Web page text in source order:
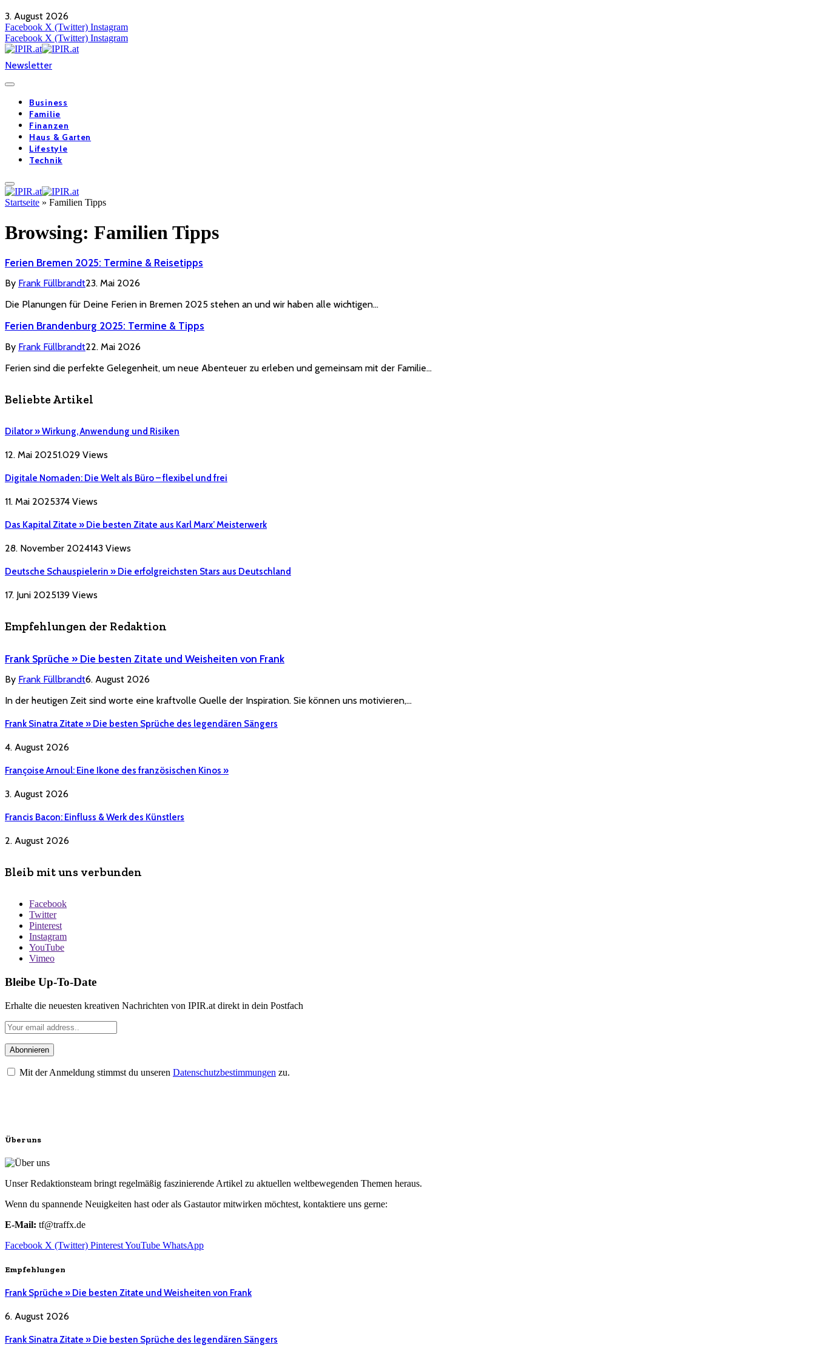
3. August 2026
Facebook X (Twitter) Instagram
Facebook X (Twitter) Instagram
Newsletter
Business
Familie
Finanzen
Haus & Garten
Lifestyle
Technik
Startseite » Familien Tipps
Browsing: Familien Tipps
Ferien Bremen 2025: Termine & Reisetipps
By Frank Füllbrandt23. Mai 2026
Die Planungen für Deine Ferien in Bremen 2025 stehen an und wir haben alle wichtigen…
Ferien Brandenburg 2025: Termine & Tipps
By Frank Füllbrandt22. Mai 2026
Ferien sind die perfekte Gelegenheit, um neue Abenteuer zu erleben und gemeinsam mit der Familie…
Beliebte Artikel
Dilator » Wirkung, Anwendung und Risiken
12. Mai 20251.029 Views
Digitale Nomaden: Die Welt als Büro – flexibel und frei
11. Mai 2025374 Views
Das Kapital Zitate » Die besten Zitate aus Karl Marx’ Meisterwerk
28. November 2024143 Views
Deutsche Schauspielerin » Die erfolgreichsten Stars aus Deutschland
17. Juni 2025139 Views
Empfehlungen der Redaktion
Frank Sprüche » Die besten Zitate und Weisheiten von Frank
By Frank Füllbrandt6. August 2026
In der heutigen Zeit sind worte eine kraftvolle Quelle der Inspiration. Sie können uns motivieren,…
Frank Sinatra Zitate » Die besten Sprüche des legendären Sängers
4. August 2026
Françoise Arnoul: Eine Ikone des französischen Kinos »
3. August 2026
Francis Bacon: Einfluss & Werk des Künstlers
2. August 2026
Bleib mit uns verbunden
Facebook
Twitter
Pinterest
Instagram
YouTube
Vimeo
Bleibe Up-To-Date
Erhalte die neuesten kreativen Nachrichten von IPIR.at direkt in dein Postfach
Mit der Anmeldung stimmst du unseren Datenschutzbestimmungen zu.
Über uns
Unser Redaktionsteam bringt regelmäßig faszinierende Artikel zu aktuellen weltbewegenden Themen heraus.
Wenn du spannende Neuigkeiten hast oder als Gastautor mitwirken möchtest, kontaktiere uns gerne:
E-Mail: tf@traffx.de
Facebook X (Twitter) PinterestYouTube WhatsApp
Empfehlungen
Frank Sprüche » Die besten Zitate und Weisheiten von Frank
6. August 2026
Frank Sinatra Zitate » Die besten Sprüche des legendären Sängers